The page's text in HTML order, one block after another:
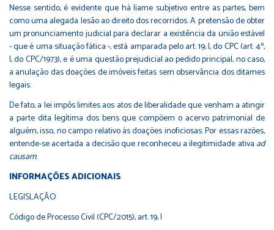
Nesse sentido, é evidente que há liame subjetivo entre as partes, bem
como uma alegada lesão ao direito dos recorridos. A pretensão de obter
um pronunciamento judicial para declarar a existência da união estável
- que é uma situação fática -, está amparada pelo art. 19, I, do CPC (art. 4º,
I, do CPC/1973), e é uma questão prejudicial ao pedido principal, no caso,
a anulação das doações de imóveis feitas sem observância dos ditames
legais.
De fato, a lei impôs limites aos atos de liberalidade que venham a atingir
a parte dita legítima dos bens que compõem o acervo patrimonial de
alguém, isso, no campo relativo às doações inoficiosas. Por essas razões,
entende-se acertada a decisão que reconheceu a ilegitimidade ativa ad
causam.
INFORMAÇÕES ADICIONAIS
LEGISLAÇÃO
Código de Processo Civil (CPC/2015),art. 19, I